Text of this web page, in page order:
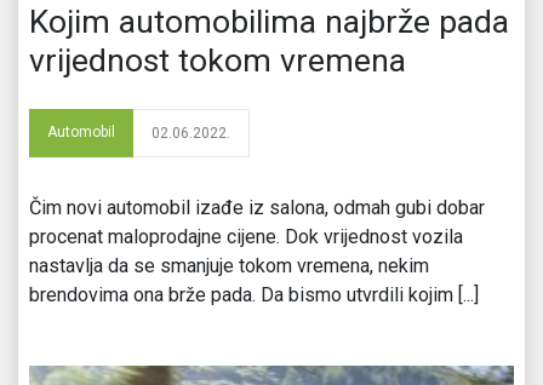
Kojim automobilima najbrže pada
vrijednost tokom vremena
Automobil 02.06.2022.
Čim novi automobil izađe iz salona, odmah gubi dobar
procenat maloprodajne cijene. Dok vrijednost vozila
nastavlja da se smanjuje tokom vremena, nekim
brendovima ona brže pada. Da bismo utvrdili kojim [...]